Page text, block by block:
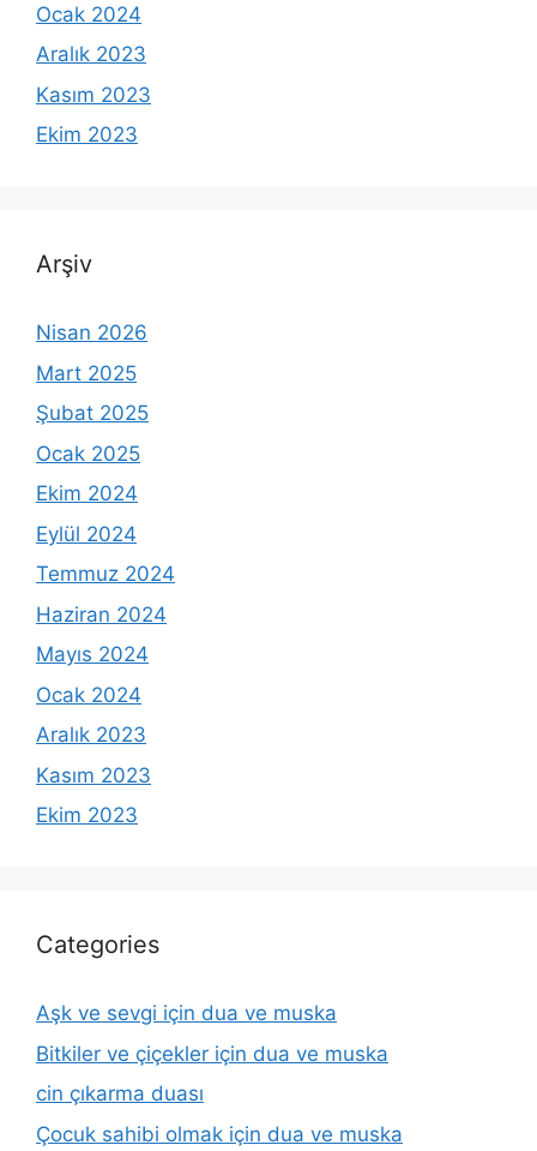
Ocak 2024
Aralık 2023
Kasım 2023
Ekim 2023
Arşiv
Nisan 2026
Mart 2025
Şubat 2025
Ocak 2025
Ekim 2024
Eylül 2024
Temmuz 2024
Haziran 2024
Mayıs 2024
Ocak 2024
Aralık 2023
Kasım 2023
Ekim 2023
Categories
Aşk ve sevgi için dua ve muska
Bitkiler ve çiçekler için dua ve muska
cin çıkarma duası
Çocuk sahibi olmak için dua ve muska